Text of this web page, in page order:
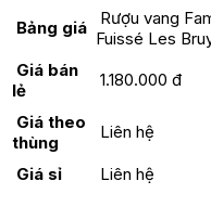
Bảng giá
Rượu vang
Fuissé Les
Giá bán
lẻ
1.180.000 đ
Giá theo
thùng
Liên hệ
Giá sỉ Liên hệ